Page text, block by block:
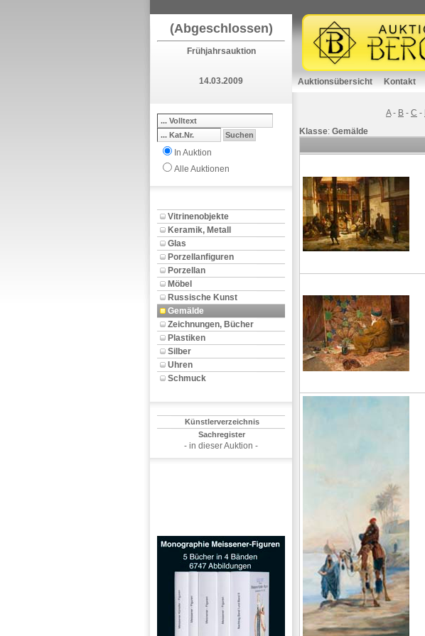
(Abgeschlossen)
Frühjahrsauktion
14.03.2009
In Auktion
Alle Auktionen
Vitrinenobjekte
Keramik, Metall
Glas
Porzellanfiguren
Porzellan
Möbel
Russische Kunst
Gemälde
Zeichnungen, Bücher
Plastiken
Silber
Uhren
Schmuck
Künstlerverzeichnis
Sachregister
- in dieser Auktion -
Auktionsübersicht Kontakt
A- B - C -
Klasse: Gemälde